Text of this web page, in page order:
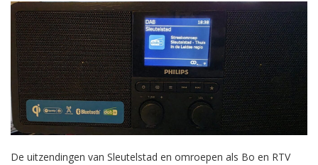
De uitzendingen van Sleutelstad en omroepen als Bo en RTV